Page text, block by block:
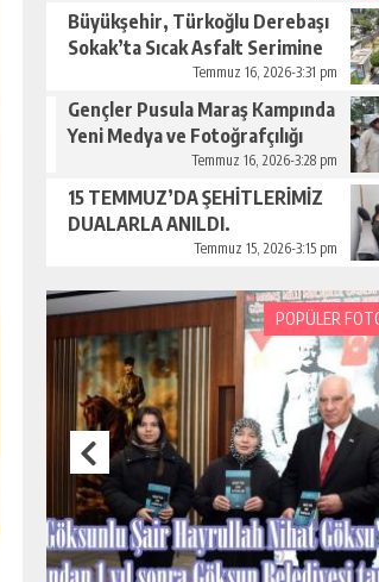
Büyükşehir, Türkoğlu Derebaşı
Sokak’ta Sıcak Asfalt Serimine
Temmuz 16, 2026-3:31 pm
Gençler Pusula Maraş Kampında
Yeni Medya ve Fotoğrafçılığı
Temmuz 16, 2026-3:28 pm
15 TEMMUZ’DA ŞEHİTLERİMİZ
DUALARLA ANILDI.
Temmuz 15, 2026-3:15 pm
POPÜLER